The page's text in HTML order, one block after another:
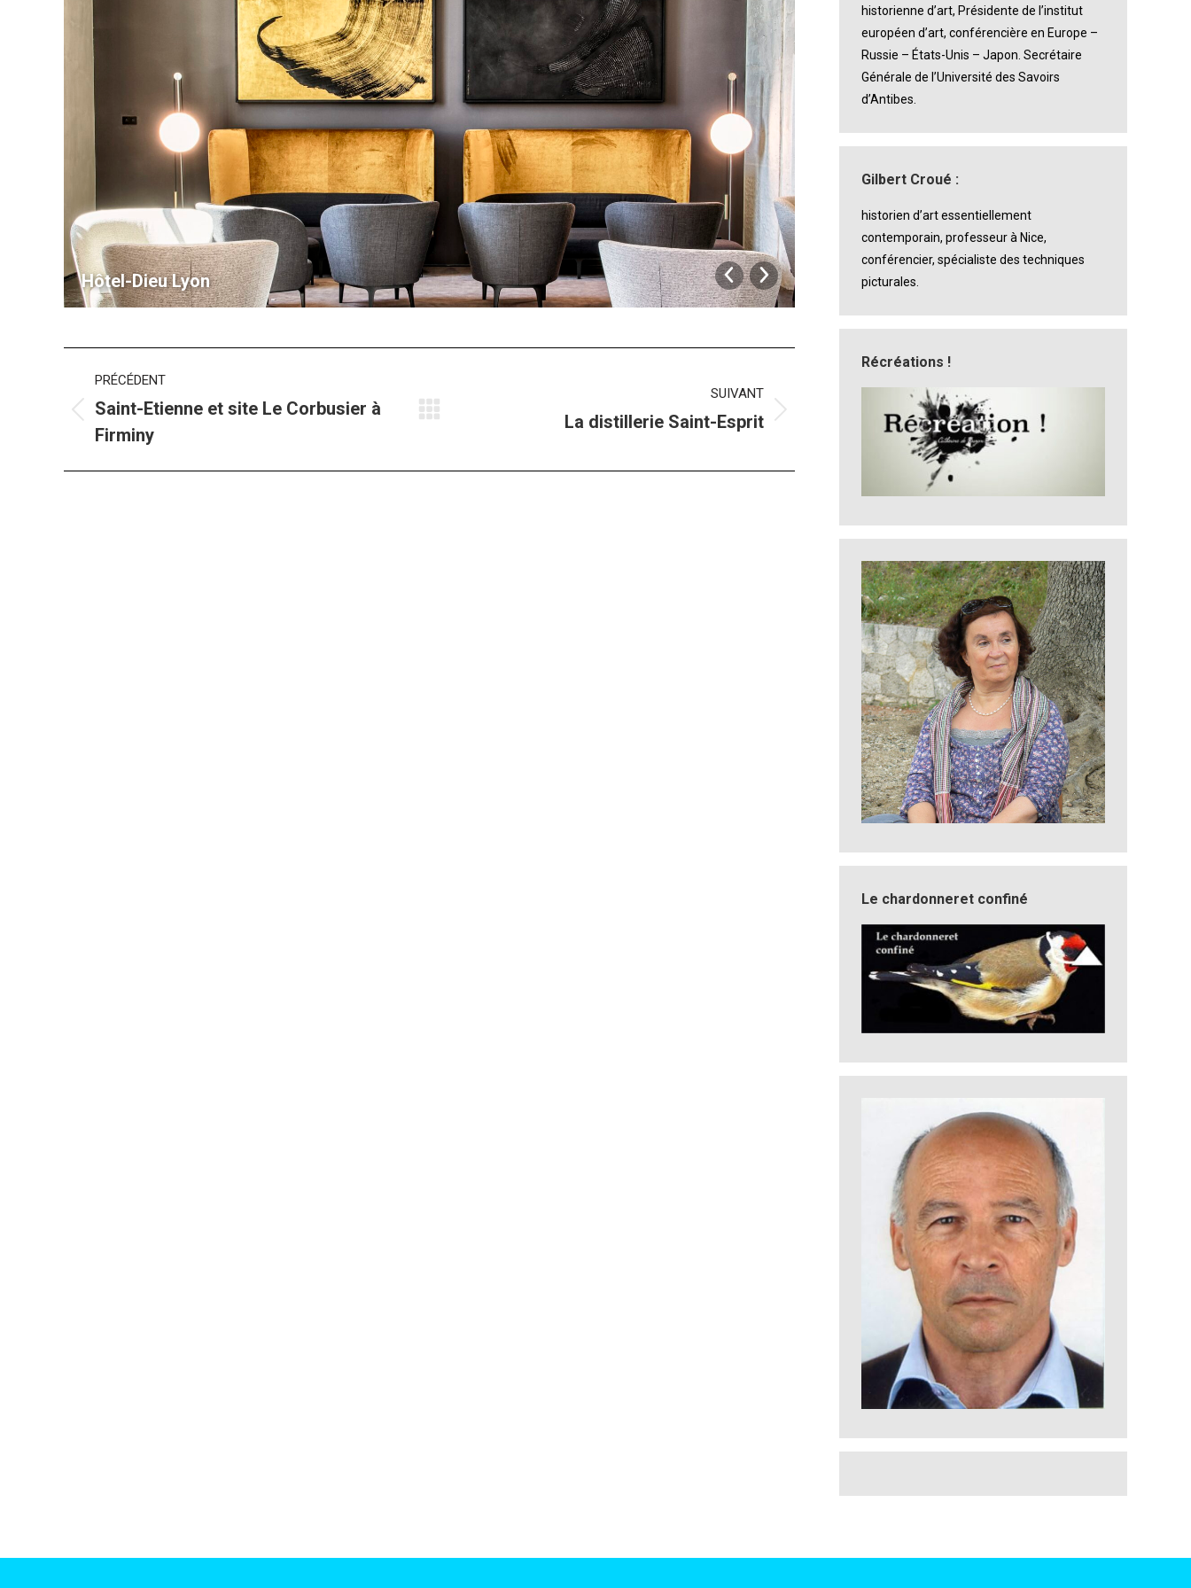
Hôtel-Dieu Lyon Notre artiste explique son savoir-faire
album
PRÉCÉDENT
Album
précédent
:
Saint-Etienne et site Le Corbusier à
Firminy
SUIVANT
:
La distillerie Saint-Esprit
historienne d’art, Présidente de l’institut
européen d’art, conférencière en Europe –
Russie – États-Unis – Japon. Secrétaire
Générale de l’Université des Savoirs
d’Antibes.
Gilbert Croué :
historien d’art essentiellement
contemporain, professeur à Nice,
conférencier, spécialiste des techniques
picturales.
Récréations !
Le chardonneret confiné